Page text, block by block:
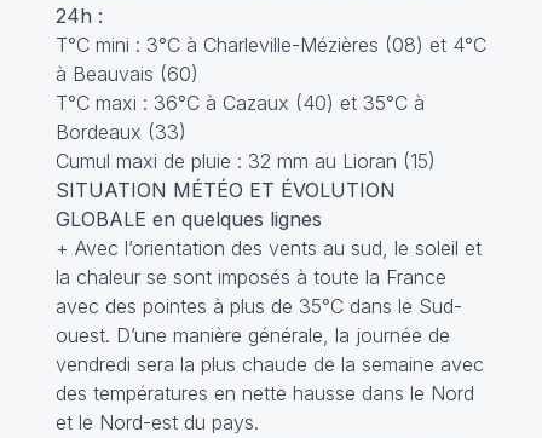
24h :
T°C mini : 3°C à Charleville-Mézières (08) et 4°C
à Beauvais (60)
T°C maxi : 36°C à Cazaux (40) et 35°C à
Bordeaux (33)
Cumul maxi de pluie : 32 mm au Lioran (15)
SITUATION MÉTÉO ET ÉVOLUTION
GLOBALE en quelques lignes
+ Avec l’orientation des vents au sud, le soleil et
la chaleur se sont imposés à toute la France
avec des pointes à plus de 35°C dans le Sud-
ouest. D’une manière générale, la journée de
vendredi sera la plus chaude de la semaine avec
des températures en nette hausse dans le Nord
et le Nord-est du pays.